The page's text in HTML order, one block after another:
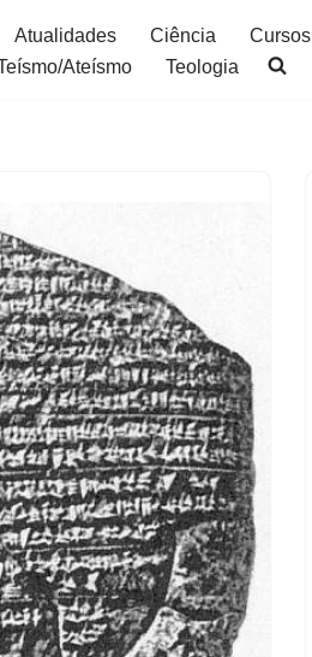
Atualidades Ciência Cursos
Ateísmo Teologia